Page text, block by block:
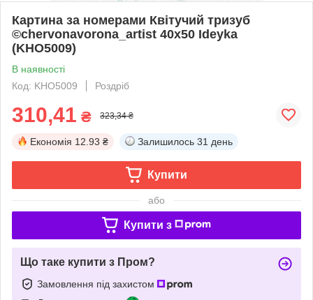
Картина за номерами Квітучий тризуб
©chervonavorona_artist 40x50 Ideyka
(KHO5009)
В наявності
Код: KHO5009
Роздріб
310,41 ₴ 323,34 ₴
Економія 12.93 ₴ Залишилось 31 день
Купити
або
Купити з
Що таке купити з Пром?
Замовлення під захистом